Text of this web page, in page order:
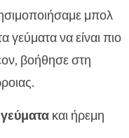
μπολ
γεύματα να είναι πιο
βοήθησε στη
και ήρεμη